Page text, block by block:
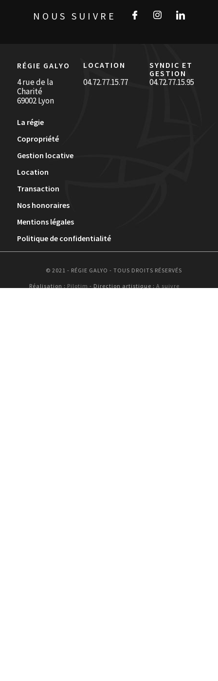
NOUS SUIVRE
RÉGIE GALYO LOCATION
SYNDIC ET
GESTION
4 rue de la
Charité
69002 Lyon
04.72.77.15.77 04.72.77.15.95
La régie
Copropriété
Gestion locative
Location
Transaction
Nos honoraires
Mentions légales
Politique de confidentialité
© 2021 - RÉGIE GALYO - TOUS DROITS RÉSERVÉS
Réalisation : Pilotim - Direction artistique : A suivre